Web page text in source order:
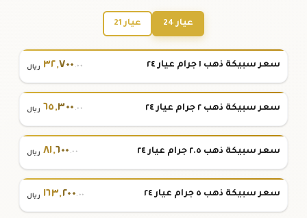
عيار 24 عيار 21
سعر سبيكة ذهب ١ جرام عيار ٢٤ ٣٢,٧٠٠ .٠٠ ريال
سعر سبيكة ذهب ٢ جرام عيار ٢٤ ٦٥,٣٠٠ .٠٠ ريال
سعر سبيكة ذهب ٢.٥ جرام عيار ٢٤ ٨١,٦٠٠ .٠٠ ريال
سعر سبيكة ذهب ٥ جرام عيار ٢٤ ١٦٣,٢٠٠.٠٠ ريال